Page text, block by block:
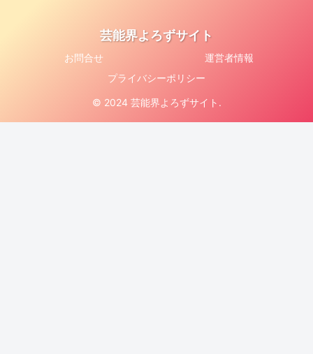
芸能界よろずサイト
お問合せ
運営者情報
プライバシーポリシー
© 2024 芸能界よろずサイト.